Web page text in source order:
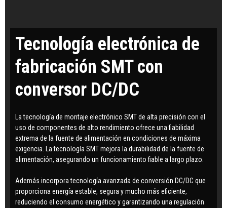
Tecnología electrónica de
fabricación SMT con
conversor DC/DC
La tecnología de montaje electrónico SMT de alta precisión con el
uso de componentes de alto rendimiento ofrece una fiabilidad
extrema de la fuente de alimentación en condiciones de máxima
exigencia. La tecnología SMT mejora la durabilidad de la fuente de
alimentación, asegurando un funcionamiento fiable a largo plazo.
Además incorpora tecnología avanzada de conversión DC/DC que
proporciona energía estable, segura y mucho más eficiente,
reduciendo el consumo energético y garantizando una regulación